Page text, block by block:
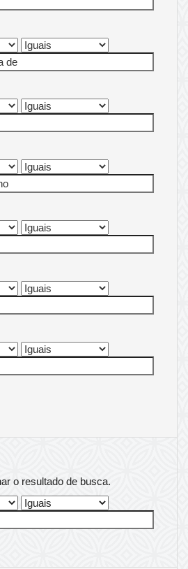
o resultado de busca.